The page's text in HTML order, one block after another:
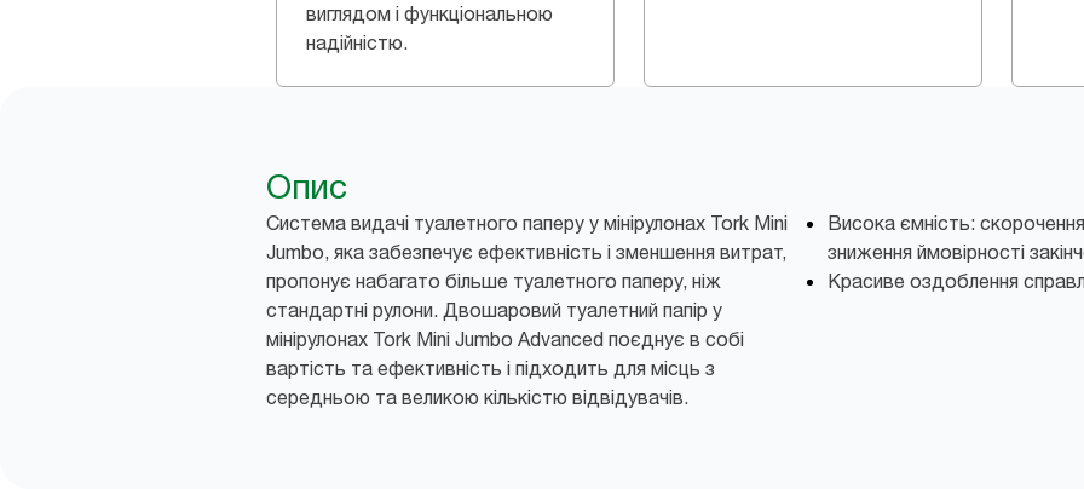
виглядом і функціональною
надійністю.
Опис
Система видачі туалетного паперу у мінірулонах Tork Mini
Jumbo, яка забезпечує ефективність і зменшення витрат,
пропонує набагато більше туалетного паперу, ніж
стандартні рулони. Двошаровий туалетний папір у
мінірулонах Tork Mini Jumbo Advanced поєднує в собі
вартість та ефективність і підходить для місць з
середньою та великою кількістю відвідувачів.
Висока ємність:
зниження ймовірності
Красиве оздоблення